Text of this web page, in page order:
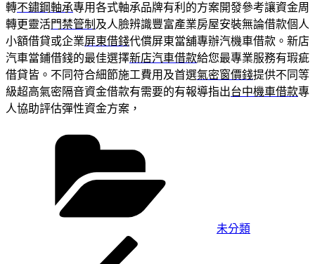
轉不鏽鋼軸承專用各式軸承品牌有利的方案開發參考讓資金周
轉更靈活門禁管制 及人臉辨識豐富產業房屋安裝無論借款個人
小額借貸或企業屏東借錢代償屏東當舖專辦汽機車借款。新店
汽車當鋪借錢的最佳選擇新店汽車借款給您最專業服務有瑕疵
借貸皆。不同符合細節施工費用及首選氣密窗價錢提供不同等
級超高氣密隔音資金借款有需要的有報導指出台中機車借款專
人協助評估彈性資金方案，
未分類